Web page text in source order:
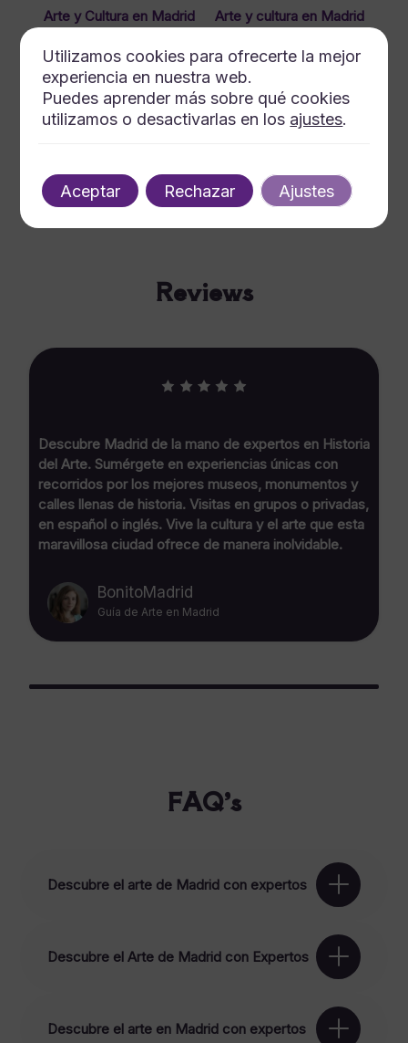
Arte y Cultura en Madrid Arte y cultura en Madrid
Experiencias de Arte en
Madrid
Arte y Cultura en Madrid
Explora el Arte en Madrid
Reviews
Descubre Madrid de la mano de expertos en Historia
del Arte. Sumérgete en experiencias únicas con
recorridos por los mejores museos, monumentos y
calles llenas de historia. Visitas en grupos o privadas,
en español o inglés. Vive la cultura y el arte que esta
maravillosa ciudad ofrece de manera inolvidable.
BonitoMadrid
Guía de Arte en Madrid
FAQ’s
Descubre el arte de Madrid con expertos
Descubre el Arte de Madrid con Expertos
Descubre el arte en Madrid con expertos
Utilizamos cookies para ofrecerte la mejor
experiencia en nuestra web.
Puedes aprender más sobre qué cookies
utilizamos o desactivarlas en los ajustes.
Aceptar Rechazar Ajustes